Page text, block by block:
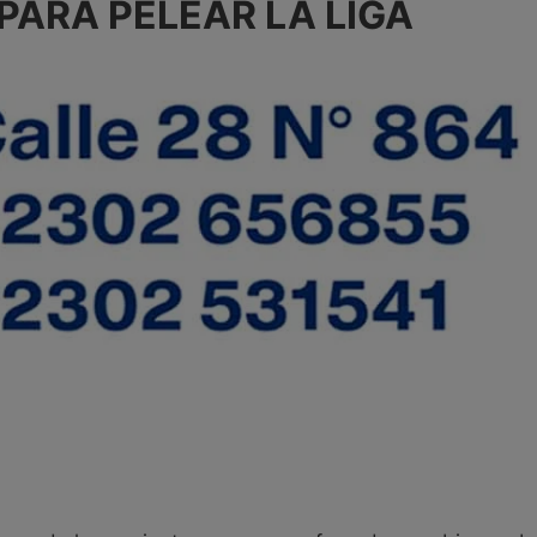
PELEAR LA LIGA